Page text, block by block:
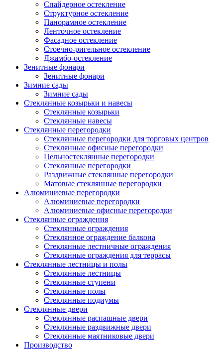
Спайдерное остекление
Структурное остекление
Панорамное остекление
Ленточное остекление
Фасадное остекление
Стоечно-ригельное остекление
Джамбо-остекление
Зенитные фонари
Зенитные фонари
Зимние сады
Зимние сады
Стеклянные козырьки и навесы
Стеклянные козырьки
Стеклянные навесы
Стеклянные перегородки
Стеклянные перегородки для торговых центров
Стеклянные офисные перегородки
Цельностеклянные перегородки
Cтеклянные перегородки
Раздвижные стеклянные перегородки
Матовые стеклянные перегородки
Алюминиевые перегородки
Алюминиевые перегородки
Алюминиевые офисные перегородки
Стеклянные ограждения
Стеклянные ограждения
Стеклянное ограждение балкона
Стеклянные лестничные ограждения
Стеклянные ограждения для террасы
Стеклянные лестницы и полы
Стеклянные лестницы
Стеклянные ступени
Стеклянные полы
Стеклянные подиумы
Стеклянные двери
Стеклянные распашные двери
Стеклянные раздвижные двери
Стеклянные маятниковые двери
Производство